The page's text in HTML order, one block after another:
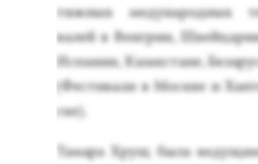
тижных ме­дуна­род­ных
валей в Вен­грии,
Ис­па­нии, Ка­зах­ста­не,
(Фес­ти­вали в Мос­кве и
ске).
Та­мара Хрущ бы­ла